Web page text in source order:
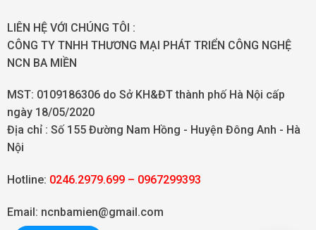
LIÊN HỆ VỚI CHÚNG TÔI :
CÔNG TY TNHH THƯƠNG MẠI PHÁT TRIỂN CÔNG NGHỆ
NCN BA MIỀN
MST: 0109186306 do Sở KH&ĐT thành phố Hà Nội cấp
ngày 18/05/2020
Địa chỉ : Số 155 Đường Nam Hồng - Huyện Đông Anh - Hà
Nội
Hotline: 0246.2979.699 – 0967299393
Email: ncnbamien@gmail.com